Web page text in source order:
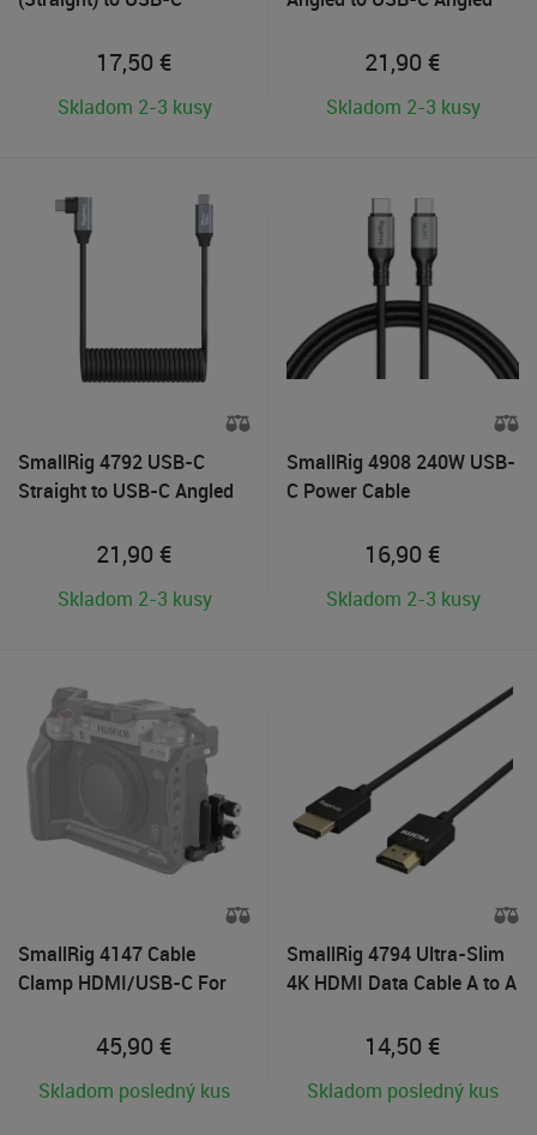
17,50 €
Skladom 2-3 kusy
21,90 €
Skladom 2-3 kusy
SmallRig 4792 USB-C
Straight to USB-C Angled
21,90 €
Skladom 2-3 kusy
SmallRig 4908 240W USB-
C Power Cable
16,90 €
Skladom 2-3 kusy
SmallRig 4147 Cable
Clamp HDMI/USB-C For
45,90 €
Skladom posledný kus
SmallRig 4794 Ultra-Slim
4K HDMI Data Cable A to A
14,50 €
Skladom posledný kus